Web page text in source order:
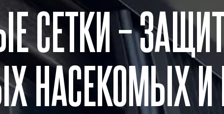
СЕТКИ –
НАСЕКОМЫХ